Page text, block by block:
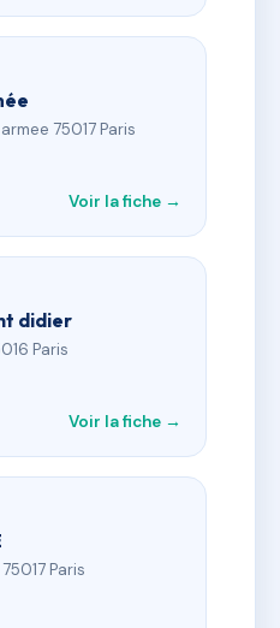
75017 Paris
Voir la fiche →
didier
Paris
Voir la fiche →
Paris